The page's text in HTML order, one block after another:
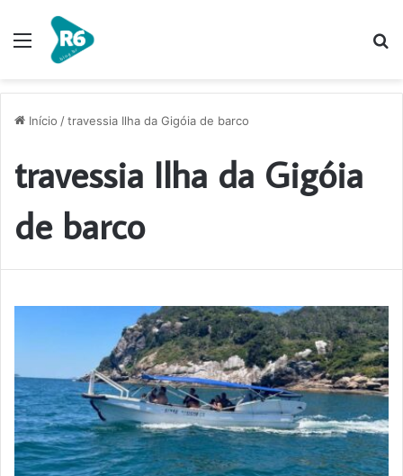
Menu
Início /travessia Ilha da Gigóia de barco
travessia Ilha da Gigóia
de barco